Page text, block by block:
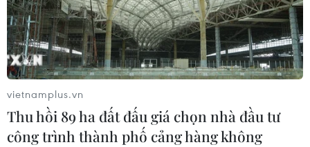
Đâm dao ở trung tâm London, một
nữ nghi phạm bị bắt giữ
05/08/2026 15:07
Xem thêm
vietnamplus.vn
Thu hồi 89 ha đất đấu giá chọn nhà đầu tư
công trình thành phố cảng hàng không